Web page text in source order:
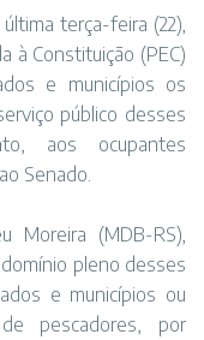
terça-feira (22),
à Constituição (PEC)
e municípios os
público desses
aos ocupantes
Senado.
(MDB-RS),
pleno desses
e municípios ou
pescadores, por